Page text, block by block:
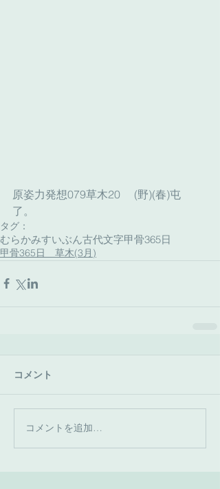
原姿力発想079草木20　 (野)(春)屯
了。
タグ：
むらかみすいぶん古代文字甲骨365日
甲骨365日 草木(3月)
コメント
コメントを追加…